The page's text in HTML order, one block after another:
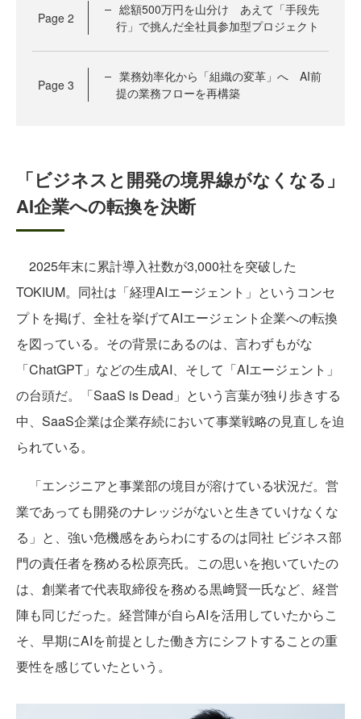
Page 2
総額500万円を山分け あえて「手段先
行」で挑んだ全社員参加型プロジェクト
Page 3
業務効率化から「組織の変革」へ AI前
提の業務フローを再構築
「ビジネスと開発の境界線がなくなる」
AI企業への転換を決断
2025年末に累計導入社数が3,000社を突破した
TOKIUM。同社は「経理AIエージェント」というコンセ
プトを掲げ、全社を挙げてAIエージェント企業への転換
を図っている。その背景にあるのは、言わずもがな
「ChatGPT」などの生成AI、そして「AIエージェント」
の台頭だ。「SaaS is Dead」という言葉が独り歩きする
中、SaaS企業は企業存続において事業戦略の見直しを迫
られている。
「エンジニアと事業部の境目が溶けている状況だ。営
業であっても開発のナレッジがないと生きていけなくな
る」と、強い危機感をあらわにするのは同社 ビジネス部
門の責任者を務める松原亮氏。この思いを抱いていたの
は、創業者で代表取締役を務める黒﨑賢一氏など、経営
陣も同じだった。経営陣が自らAIを活用していたからこ
そ、早期にAIを前提とした働き方にシフトすることの重
要性を感じていたという。